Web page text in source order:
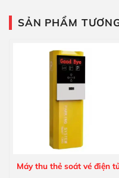
SẢN PHẨM
Máy thu thẻ soát vé điện